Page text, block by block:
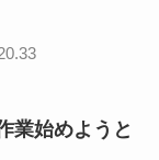
業始めようと